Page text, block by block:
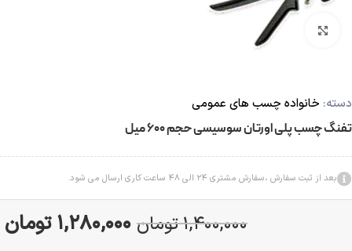
بزرگنمایی تصویر
دسته: خانواده چسب های عمومی
تفنگ چسب پلی اورتان سوسیسی حجم 600 میل
بعد از ثبت سفارش ،سفارش مشتری 24 الی 48 ساعت کاری ارسال می شود.
1,400,000تومان 1,280,000 تومان